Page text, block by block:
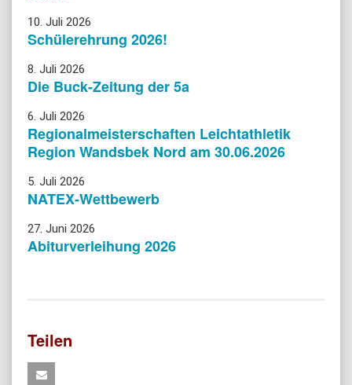
10. Juli 2026
Schülerehrung 2026!
8. Juli 2026
Die Buck-Zeitung der 5a
6. Juli 2026
Regionalmeisterschaften Leichtathletik
Region Wandsbek Nord am 30.06.2026
5. Juli 2026
NATEX-Wettbewerb
27. Juni 2026
Abiturverleihung 2026
Teilen